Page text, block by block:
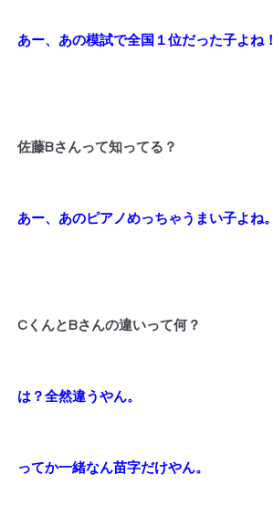
あー、あの模試で全国１位だった子よね！
佐藤Bさんって知ってる？
あー、あのピアノめっちゃうまい子よね。
CくんとBさんの違いって何？
は？全然違うやん。
ってか一緒なん苗字だけやん。